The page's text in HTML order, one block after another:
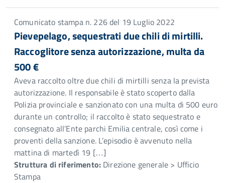
Comunicato stampa n. 226 del 19 Luglio 2022
Pievepelago, sequestrati due chili di mirtilli.
Raccoglitore senza autorizzazione, multa da
500 €
Aveva raccolto oltre due chili di mirtilli senza la prevista
autorizzazione. Il responsabile è stato scoperto dalla
Polizia provinciale e sanzionato con una multa di 500 euro
durante un controllo; il raccolto è stato sequestrato e
consegnato all’Ente parchi Emilia centrale, così come i
proventi della sanzione. L’episodio è avvenuto nella
mattina di martedì 19 […]
Struttura di riferimento: Direzione generale > Ufficio
Stampa